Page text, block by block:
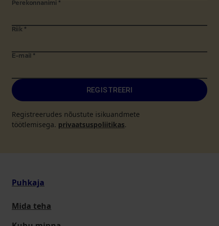
Perekonnanimi *
Riik *
E-mail *
REGISTREERI
Registreerudes nõustute isikuandmete
töötlemisega. privaatsuspoliitikas.
Puhkaja
Mida teha